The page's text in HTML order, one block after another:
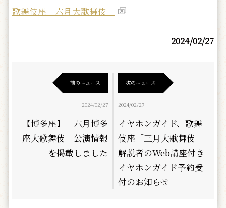
歌舞伎座「六月大歌舞伎」
2024/02/27
前のニュース
2024/02/27
【博多座】「六月博多
座大歌舞伎」公演情報
を掲載しました
次のニュース
2024/02/27
イヤホンガイド、歌舞
伎座「三月大歌舞伎」
解説者のWeb講座付き
イヤホンガイド予約受
付のお知らせ